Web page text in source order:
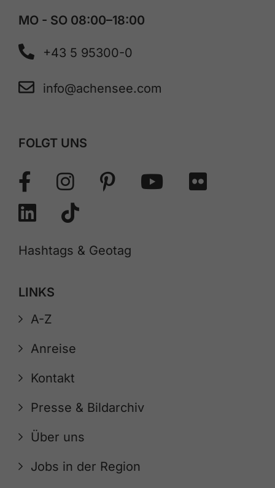
MO - SO 08:00–18:00
+43 5 95300-0
info@achensee.com
FOLGT UNS
Hashtags & Geotag
LINKS
A-Z
Anreise
Kontakt
Presse & Bildarchiv
Über uns
Jobs in der Region